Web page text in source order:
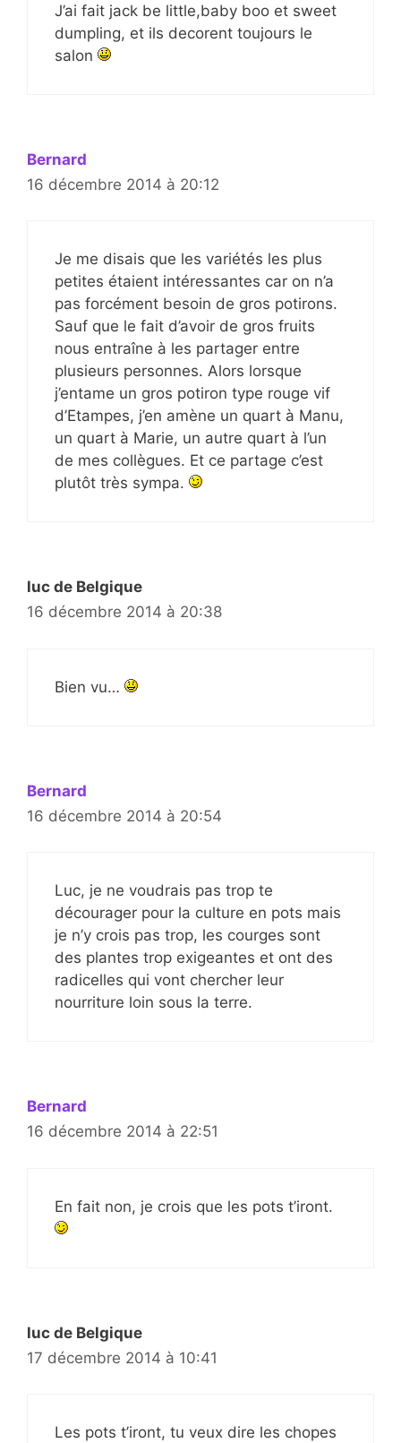
J’ai fait jack be little,baby boo et sweet
dumpling, et ils decorent toujours le
salon
Bernard
16 décembre 2014 à 20:12
Je me disais que les variétés les plus
petites étaient intéressantes car on n’a
pas forcément besoin de gros potirons.
Sauf que le fait d’avoir de gros fruits
nous entraîne à les partager entre
plusieurs personnes. Alors lorsque
j’entame un gros potiron type rouge vif
d’Etampes, j’en amène un quart à Manu,
un quart à Marie, un autre quart à l’un
de mes collègues. Et ce partage c’est
plutôt très sympa.
luc de Belgique
16 décembre 2014 à 20:38
Bien vu…
Bernard
16 décembre 2014 à 20:54
Luc, je ne voudrais pas trop te
décourager pour la culture en pots mais
je n’y crois pas trop, les courges sont
des plantes trop exigeantes et ont des
radicelles qui vont chercher leur
nourriture loin sous la terre.
Bernard
16 décembre 2014 à 22:51
En fait non, je crois que les pots t’iront.
luc de Belgique
17 décembre 2014 à 10:41
Les pots t’iront, tu veux dire les chopes